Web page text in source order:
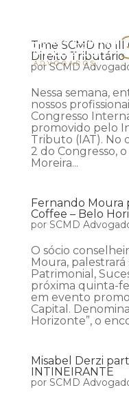
Time SCMD no
Direito Tributário
porSCMD
Nessa semana,
nossos
Congresso
promovido pelo
Tributo (IAT). No
2 do Congresso,
Moreira...
Fernando Moura
Coffee – Belo
por SCMD
O sócio
Moura,
Patrimonial,
próxima quinta-
em evento
Capital.
Horizonte”, o
Misabel Derzi
INTINEIRANTE
por SCMD